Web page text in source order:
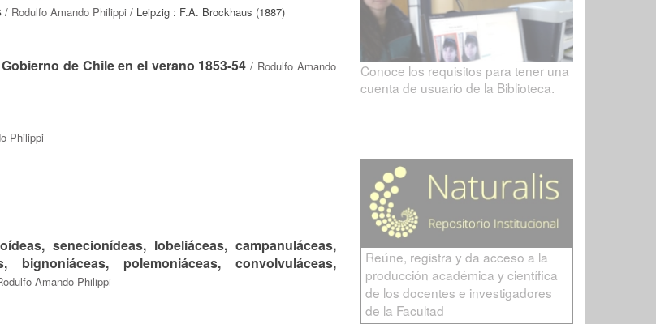
/ Rodulfo Amando Philippi / Leipzig : F.A. Brockhaus (1887)
de Chile en el verano 1853-54 / Rodulfo Amando
Philippi
senecionídeas, lobeliáceas, campanuláceas,
bignoniáceas, polemoniáceas, convolvuláceas,
Amando Philippi
Conoce los requisitos para tener una
cuenta de usuario de la Biblioteca.
Reúne, registra y da acceso a la
producción académica y científica
de los docentes e investigadores
de la Facultad